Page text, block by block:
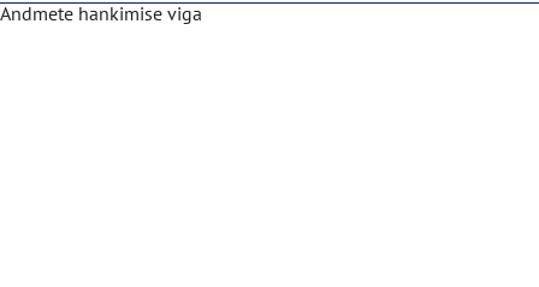
Andmete hankimise viga